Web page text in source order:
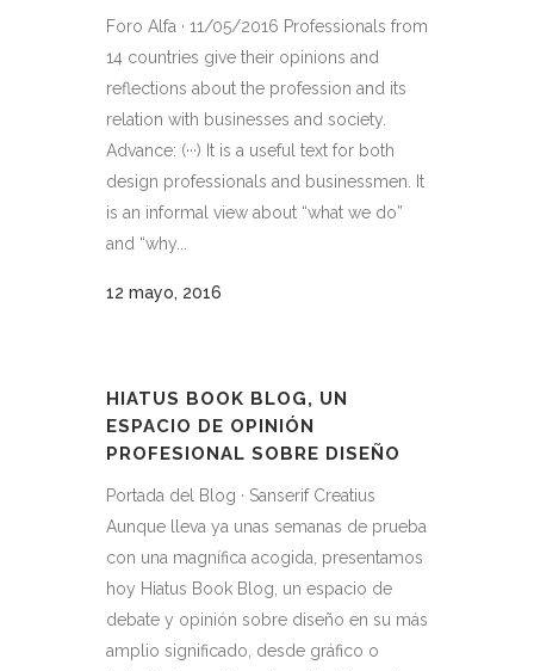
Foro Alfa · 11/05/2016 Professionals from
14 countries give their opinions and
reflections about the profession and its
relation with businesses and society.
Advance: (···) It is a useful text for both
design professionals and businessmen. It
is an informal view about “what we do”
and “why...
12 mayo, 2016
HIATUS BOOK BLOG, UN
ESPACIO DE OPINIÓN
PROFESIONAL SOBRE DISEÑO
Portada del Blog · Sanserif Creatius
Aunque lleva ya unas semanas de prueba
con una magnífica acogida, presentamos
hoy Hiatus Book Blog, un espacio de
debate y opinión sobre diseño en su más
amplio significado, desde gráfico o